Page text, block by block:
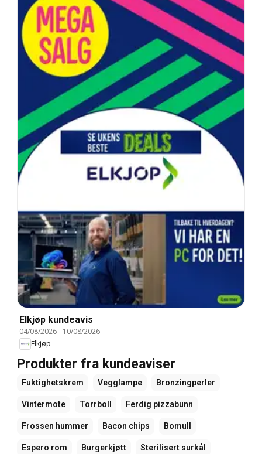
Elkjøp kundeavis
04/08/2026- 10/08/2026
Elkjøp
Produkter fra kundeaviser
Fuktighetskrem Vegglampe Bronzingperler
Vintermote Torrboll Ferdig pizzabunn
Frossen hummer Bacon chips Bomull
Espero rom Burgerkjøtt Sterilisert surkål